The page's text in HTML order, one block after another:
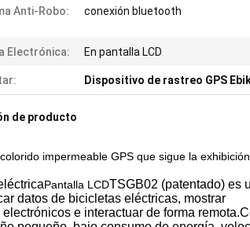
Anti-Robo: conexión bluetooth
Electrónica: En pantalla LCD
Dispositivo de rastreo GPS
de producto
impermeable GPS que sigue la
Pantalla LCDTSGB02 (patentado) es
datos de bicicletas eléctricas, mostrar
electrónicos e interactuar de forma